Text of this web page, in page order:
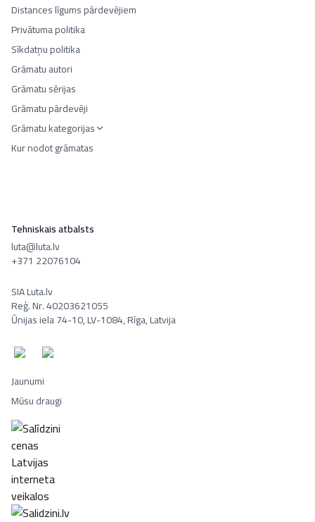
Distances līgums pārdevējiem
Privātuma politika
Sīkdatņu politika
Grāmatu autori
Grāmatu sērijas
Grāmatu pārdevēji
Grāmatu kategorijas
Kur nodot grāmatas
Tehniskais atbalsts
luta@luta.lv
+371 22076104
SIA Luta.lv
Reģ. Nr. 40203621055
Ūnijas iela 74-10, LV-1084, Rīga, Latvija
Jaunumi
Mūsu draugi